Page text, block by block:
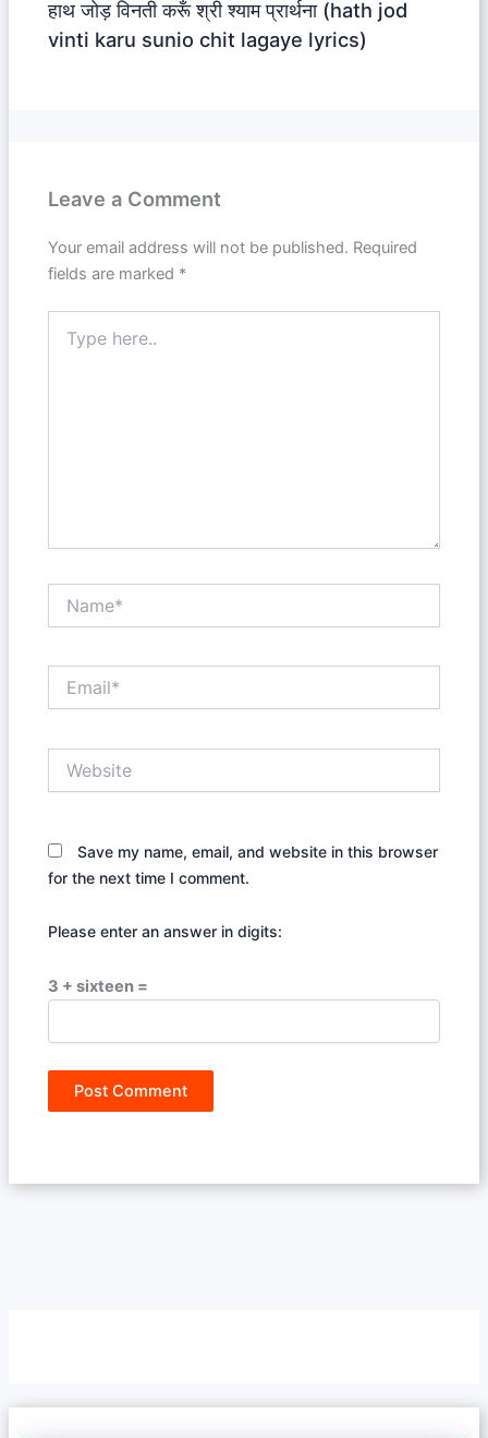
हाथ जोड़ विनती करूँ श्री श्याम प्रार्थना (hath jod
vinti karu sunio chit lagaye lyrics)
Leave a Comment
Your email address will not be published. Required
fields are marked *
here..
Save my name, email, and website in this browser
for the next time I comment.
Please enter an answer in digits:
3 + sixteen =